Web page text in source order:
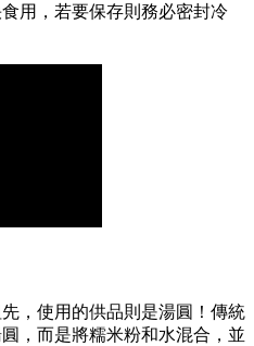
用，若要保存則務必密封冷
，使用的供品則是湯圓！傳統
，而是將糯米粉和水混合，並